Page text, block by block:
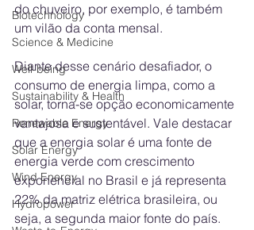
Biotechnology
Science & Medicine
Well-being
Sustainability & Health
Renewable Energy
Solar Energy
Wind Energy
Hydropower
do chuveiro, por exemplo, é também
um vilão da conta mensal.
Diante desse cenário desafiador, o
consumo de energia limpa, como a
solar, torna-se opção economicamente
vantajosa e sustentável. Vale destacar
que a energia solar é uma fonte de
energia verde com crescimento
exponencial no Brasil e já representa
22% da matriz elétrica brasileira, ou
seja, a segunda maior fonte do país.